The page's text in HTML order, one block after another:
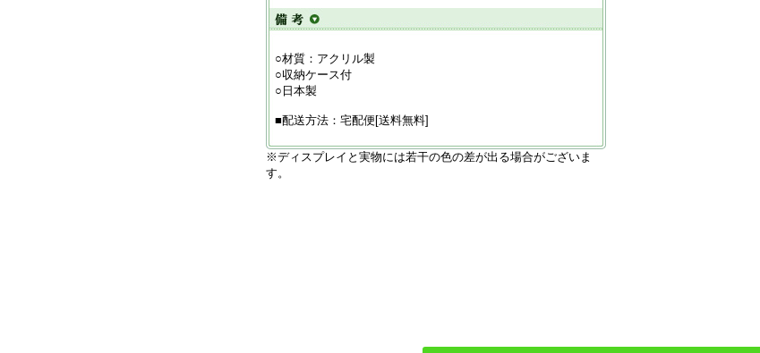
○材質：アクリル製
○収納ケース付
○日本製
■配送方法：宅配便[送料無料]
※ディスプレイと実物には若干の色の差が出る場合がございま
す。